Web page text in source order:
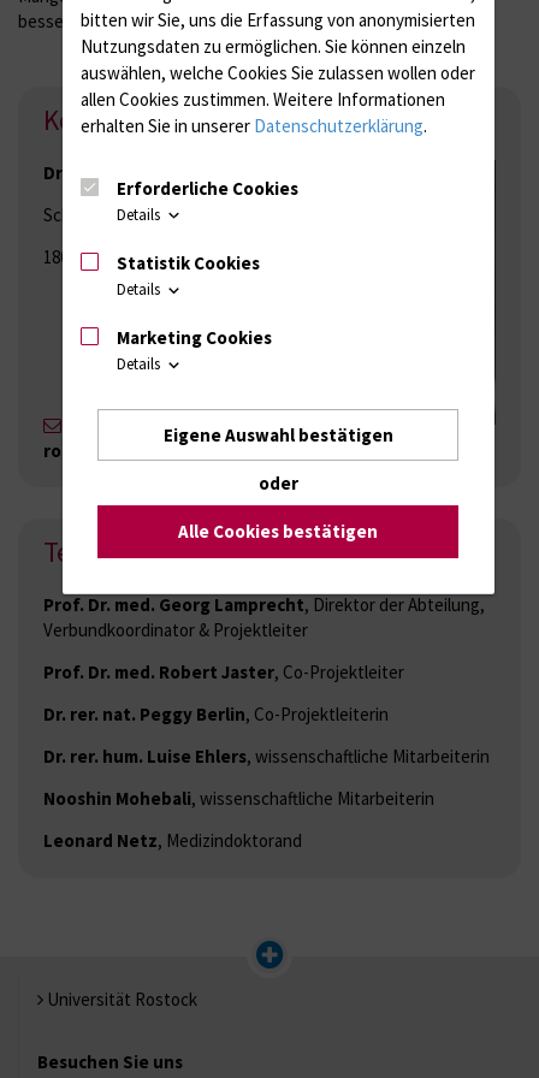
besser verstehen zu können.
Kontakt
Dr. rer. hum. Luise Ehlers
Schillingallee 70
18057 Rostock
luise.ehlers{bei}med.uni-
rostock.de
Team
Prof. Dr. med. Georg Lamprecht, Direktor der Abteilung,
Verbundkoordinator & Projektleiter
Prof. Dr. med. Robert Jaster, Co-Projektleiter
Dr. rer. nat. Peggy Berlin, Co-Projektleiterin
Dr. rer. hum. Luise Ehlers, wissenschaftliche Mitarbeiterin
Nooshin Mohebali, wissenschaftliche Mitarbeiterin
Leonard Netz, Medizindoktorand
Universität Rostock
Besuchen Sie uns
bitten wir Sie, uns die Erfassung von anonymisierten
Nutzungsdaten zu ermöglichen. Sie können einzeln
auswählen, welche Cookies Sie zulassen wollen oder
allen Cookies zustimmen. Weitere Informationen
erhalten Sie in unserer Datenschutzerklärung.
Erforderliche Cookies
Details
Statistik Cookies
Details
Marketing Cookies
Details
Eigene Auswahl bestätigen
oder
Alle Cookies bestätigen